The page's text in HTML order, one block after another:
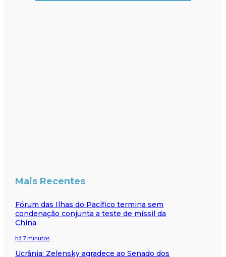
Mais Recentes
Fórum das Ilhas do Pacífico termina sem
condenação conjunta a teste de míssil da
China
há 7 minutos
Ucrânia: Zelensky agradece ao Senado dos